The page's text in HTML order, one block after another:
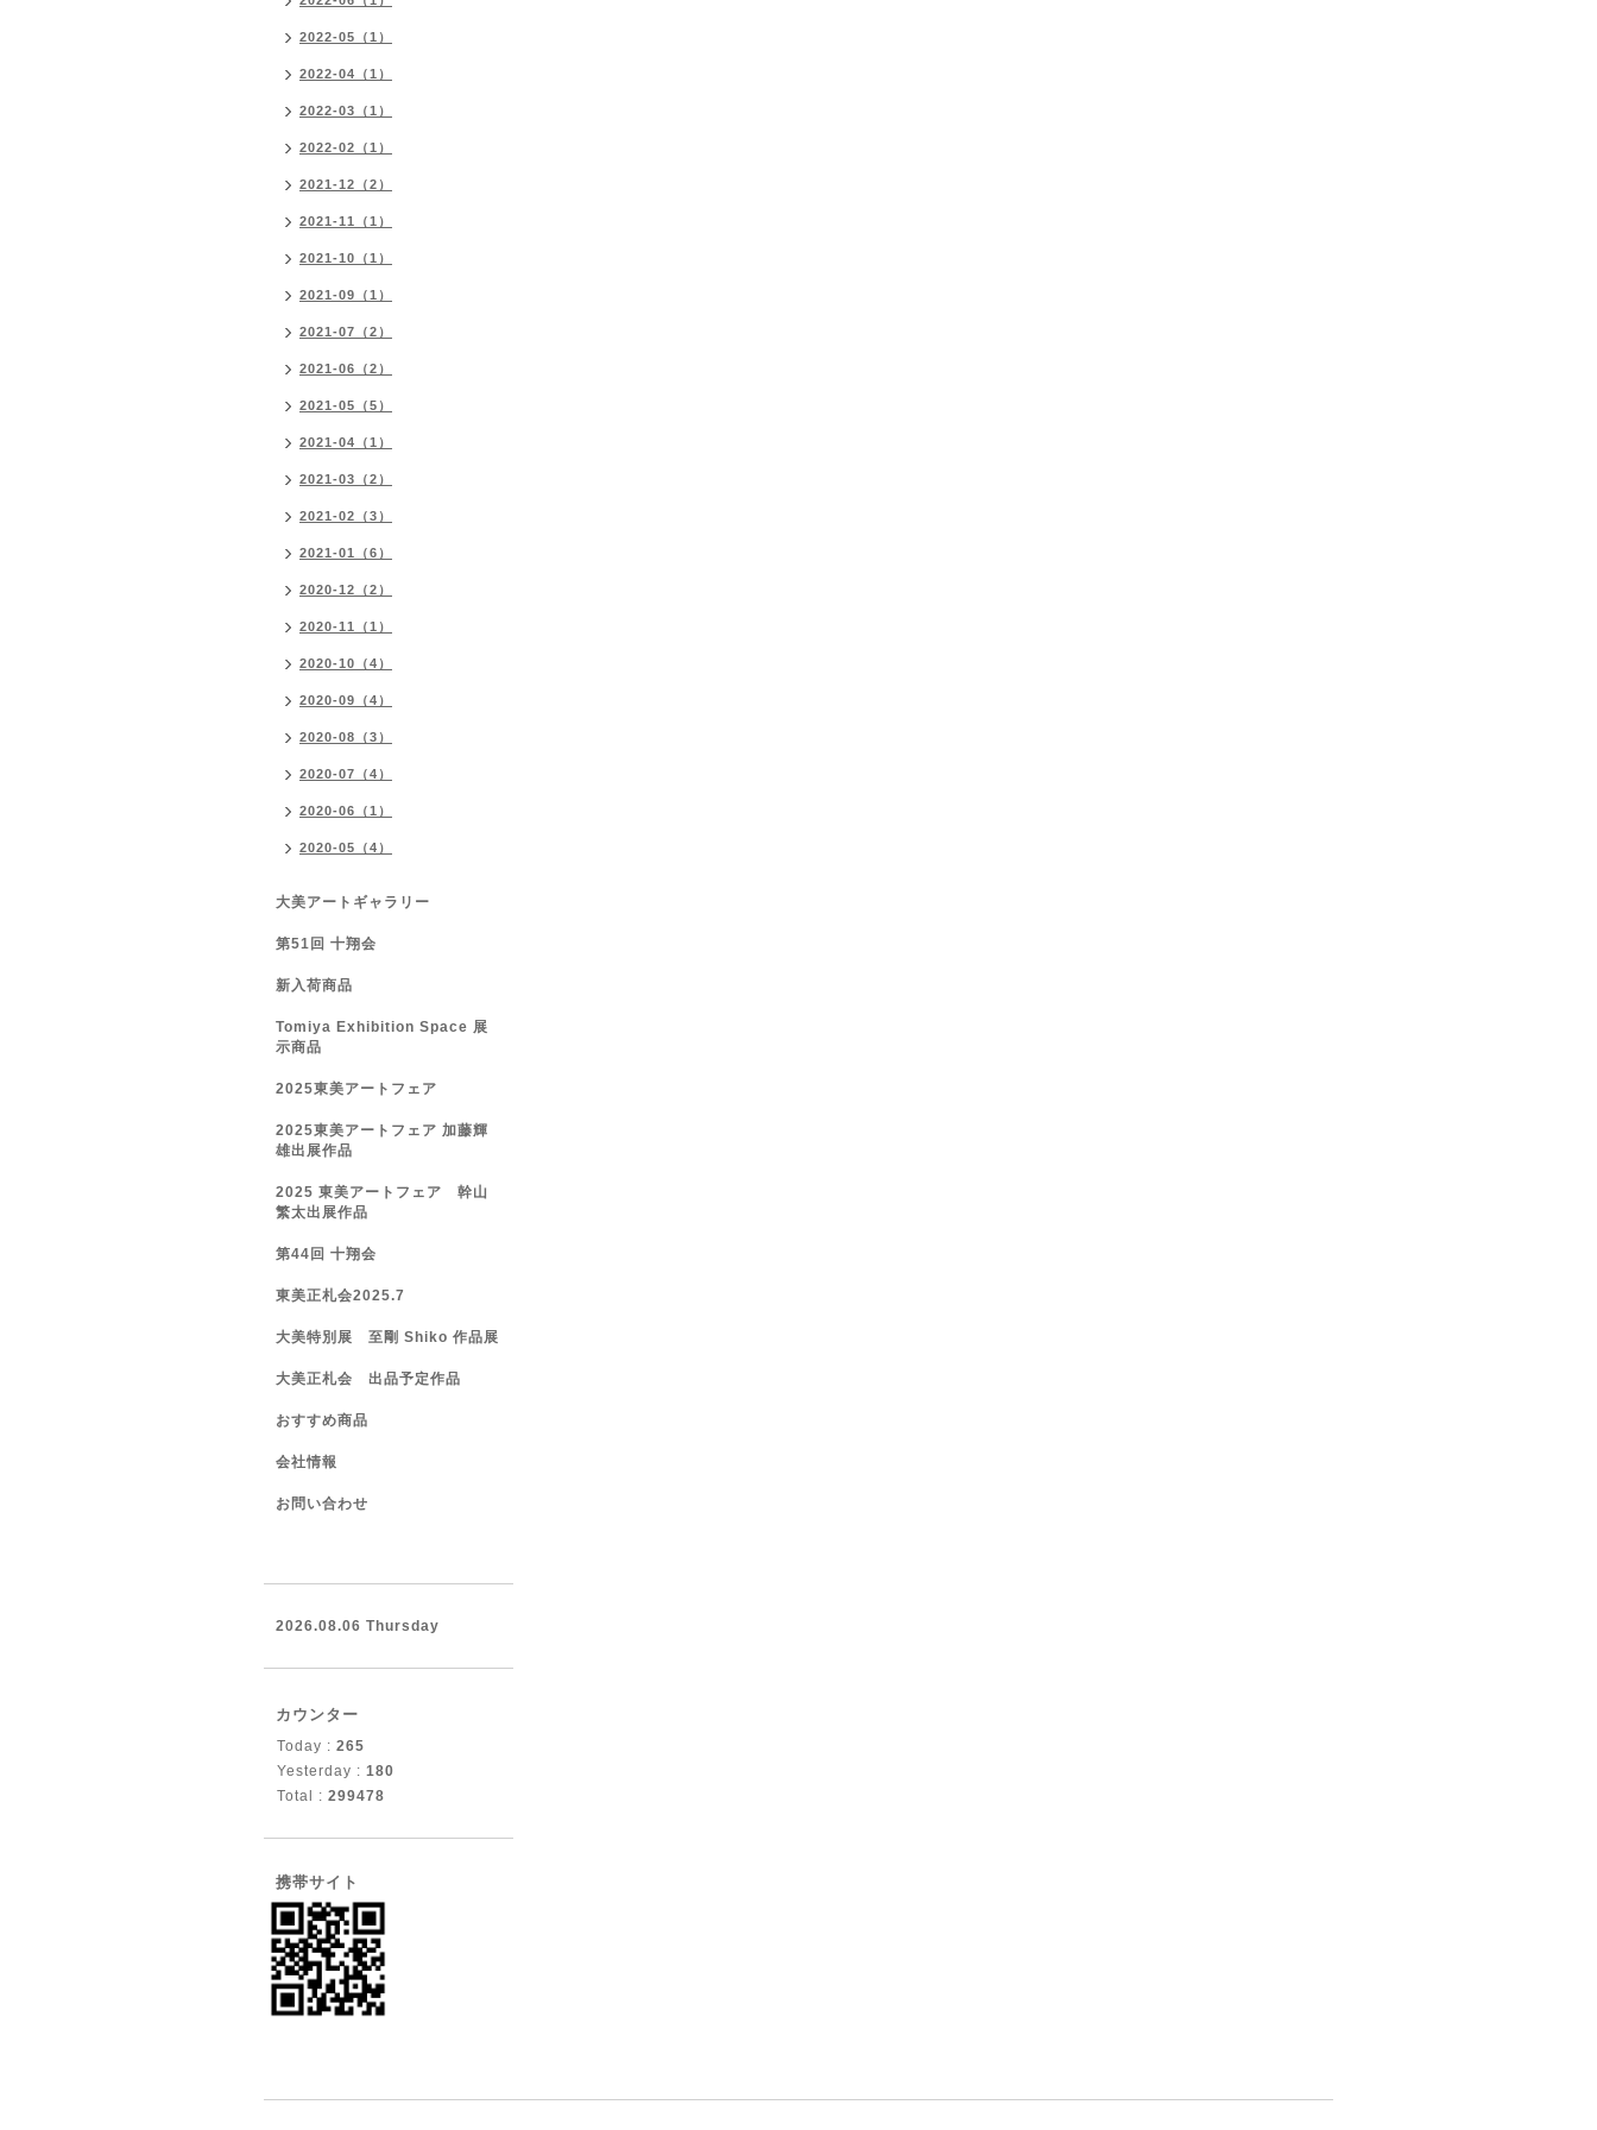
2022-05（1）
2022-04（1）
2022-03（1）
2022-02（1）
2021-12（2）
2021-11（1）
2021-10（1）
2021-09（1）
2021-07（2）
2021-06（2）
2021-05（5）
2021-04（1）
2021-03（2）
2021-02（3）
2021-01（6）
2020-12（2）
2020-11（1）
2020-10（4）
2020-09（4）
2020-08（3）
2020-07（4）
2020-06（1）
2020-05（4）
大美アートギャラリー
第51回 十翔会
新入荷商品
Tomiya Exhibition Space 展
示商品
2025東美アートフェア
2025東美アートフェア 加藤輝
雄出展作品
2025 東美アートフェア 幹山
繁太出展作品
第44回 十翔会
東美正札会2025.7
大美特別展 至剛 Shiko 作品展
大美正札会 出品予定作品
おすすめ商品
会社情報
お問い合わせ
2026.08.06 Thursday
カウンター
Today : 265
Yesterday : 180
Total : 299478
携帯サイト